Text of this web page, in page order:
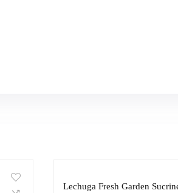
Lechuga Fresh Garden